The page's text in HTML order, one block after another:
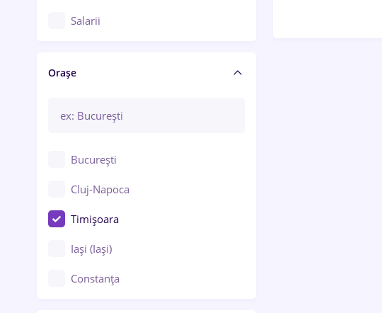
Salarii
Orașe
București
Cluj-Napoca
Timișoara
Iași (Iași)
Constanța